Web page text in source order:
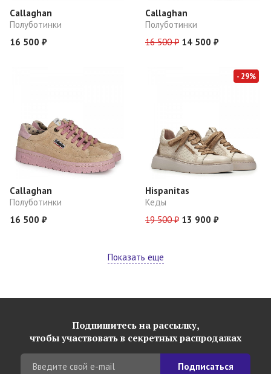
Callaghan
Полуботинки
16 500 ₽
Callaghan
Полуботинки
16 500 ₽ 14 500 ₽
Callaghan
Полуботинки
16 500 ₽
- 29%
Hispanitas
Кеды
19 500 ₽ 13 900 ₽
Показать еще
Подпишитесь на рассылку,
чтобы участвовать в секретных распродажах
Подписаться